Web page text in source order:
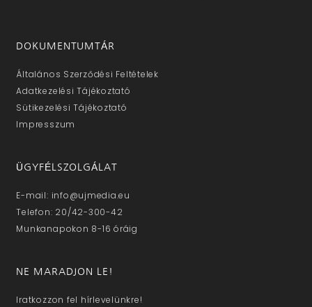
DOKUMENTUMTÁR
Általános Szerződési Feltételek
Adatkezelési Tájékoztató
Sütikezelési Tájékoztató
Impresszum
ÜGYFÉLSZOLGÁLAT
E-mail: info@ujmedia.eu
Telefon: 20/42-300-42
Munkanapokon 8-16 óráig
NE MARADJON LE!
Iratkozzon fel hírlevelünkre!